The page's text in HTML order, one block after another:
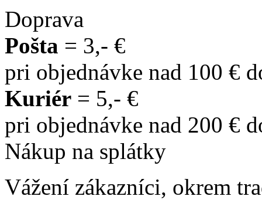
Doprava
Pošta = 3,- €
pri objednávke nad 100 €
Kuriér = 5,- €
pri objednávke nad 200 €
Nákup na splátky
Vážení zákazníci, okrem